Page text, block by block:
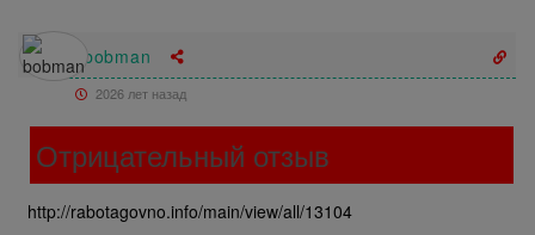
bobman
2026 лет назад
Отрицательный отзыв
http://rabotagovno.info/main/view/all/13104